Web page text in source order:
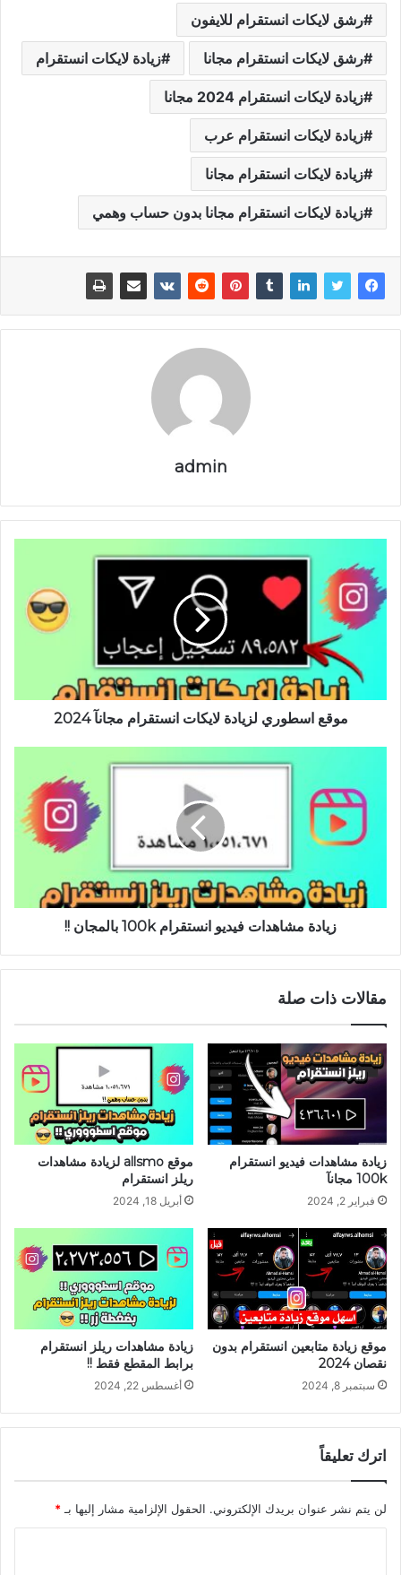
رشق لايكات انستقرام للايفون
رشق لايكات انستقرام مجانا زيادة لايكات انستقرام
زيادة لايكات انستقرام 2024 مجانا
زيادة لايكات انستقرام عرب
زيادة لايكات انستقرام مجانا
زيادة لايكات انستقرام مجانا بدون حساب وهمي
admin
موقع اسطوري لزيادة لايكات انستقرام مجانآ 2024
زيادة مشاهدات فيديو انستقرام 100k بالمجان !!
مقالات ذات صلة
زيادة مشاهدات فيديو انستقرام
100k مجانآ
فبراير 2, 2024
موقع allsmo لزيادة مشاهدات
ريلز انستقرام
أبريل 18, 2024
موقع زيادة متابعين انستقرام بدون
نقصان 2024
سبتمبر 8, 2024
زيادة مشاهدات ريلز انستقرام
برابط المقطع فقط !!
أغسطس 22, 2024
اترك تعليقاً
لن يتم نشر عنوان بريدك الإلكتروني. الحقول الإلزامية مشار إليها بـ *